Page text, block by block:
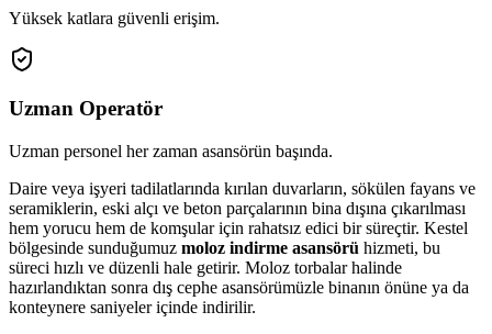
Yüksek katlara güvenli erişim.
Uzman Operatör
Uzman personel her zaman asansörün başında.
Daire veya işyeri tadilatlarında kırılan duvarların, sökülen fayans ve
seramiklerin, eski alçı ve beton parçalarının bina dışına çıkarılması
hem yorucu hem de komşular için rahatsız edici bir süreçtir. Kestel
bölgesinde sunduğumuz moloz indirme asansörü hizmeti, bu
süreci hızlı ve düzenli hale getirir. Moloz torbalar halinde
hazırlandıktan sonra dış cephe asansörümüzle binanın önüne ya da
konteynere saniyeler içinde indirilir.